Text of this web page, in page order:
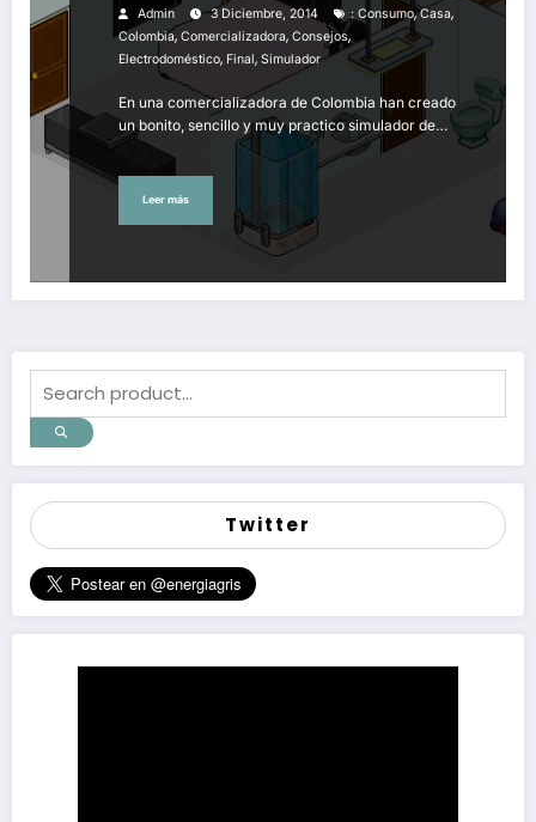
Admin 3 Diciembre, 2014 : Consumo,Casa,
Colombia, Comercializadora, Consejos,
Electrodoméstico, Final, Simulador
En una comercializadora de Colombia han creado
un bonito, sencillo y muy practico simulador de…
Leer más
Twitter